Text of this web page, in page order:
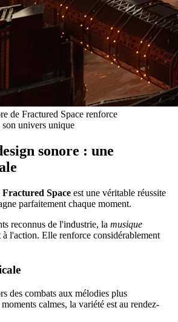
de Fractured Space renforce
univers unique
sonore : une
Space est une véritable réussite
parfaitement chaque moment.
reconnus de l'industrie, la musique
l'action. Elle renforce considérablement
des combats aux mélodies plus
moments calmes, la variété est au rendez-